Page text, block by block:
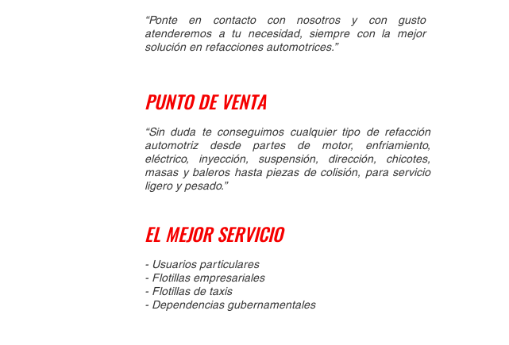
“Ponte en contacto con nosotros y con gusto
atenderemos a tu necesidad, siempre con la mejor
solución en refacciones automotrices.”
PUNTO DE VENTA
“Sin duda te conseguimos cualquier tipo de refacción
automotriz desde partes de motor, enfriamiento,
eléctrico, inyección, suspensión, dirección, chicotes,
masas y baleros hasta piezas de colisión, para servicio
ligero y pesado.”
EL MEJOR SERVICIO
- Usuarios particulares
- Flotillas empresariales
- Flotillas de taxis
- Dependencias gubernamentales